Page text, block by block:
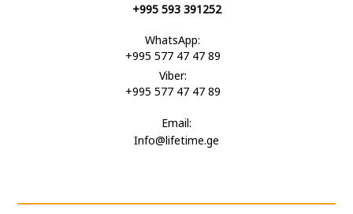
+995 593 391252
WhatsApp:
+995 577 47 47 89
Viber:
+995 577 47 47 89
Email:
Info@lifetime.ge